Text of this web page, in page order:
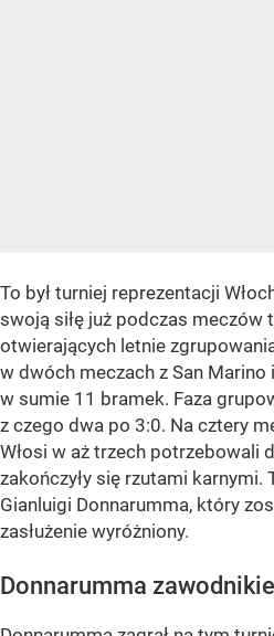
To był turniej reprezentacji
swoją siłę już podczas meczów
otwierających letnie
w dwóch meczach z San Marino
w sumie 11 bramek. Faza
z czego dwa po 3:0. Na cztery
Włosi w aż trzech potrzebowali
zakończyły się rzutami karnymi.
Gianluigi Donnarumma, który
zasłużenie wyróżniony.
Donnarumma